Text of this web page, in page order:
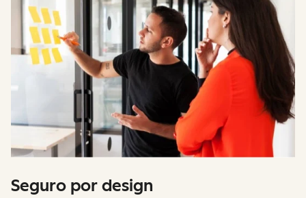
Seguro por design